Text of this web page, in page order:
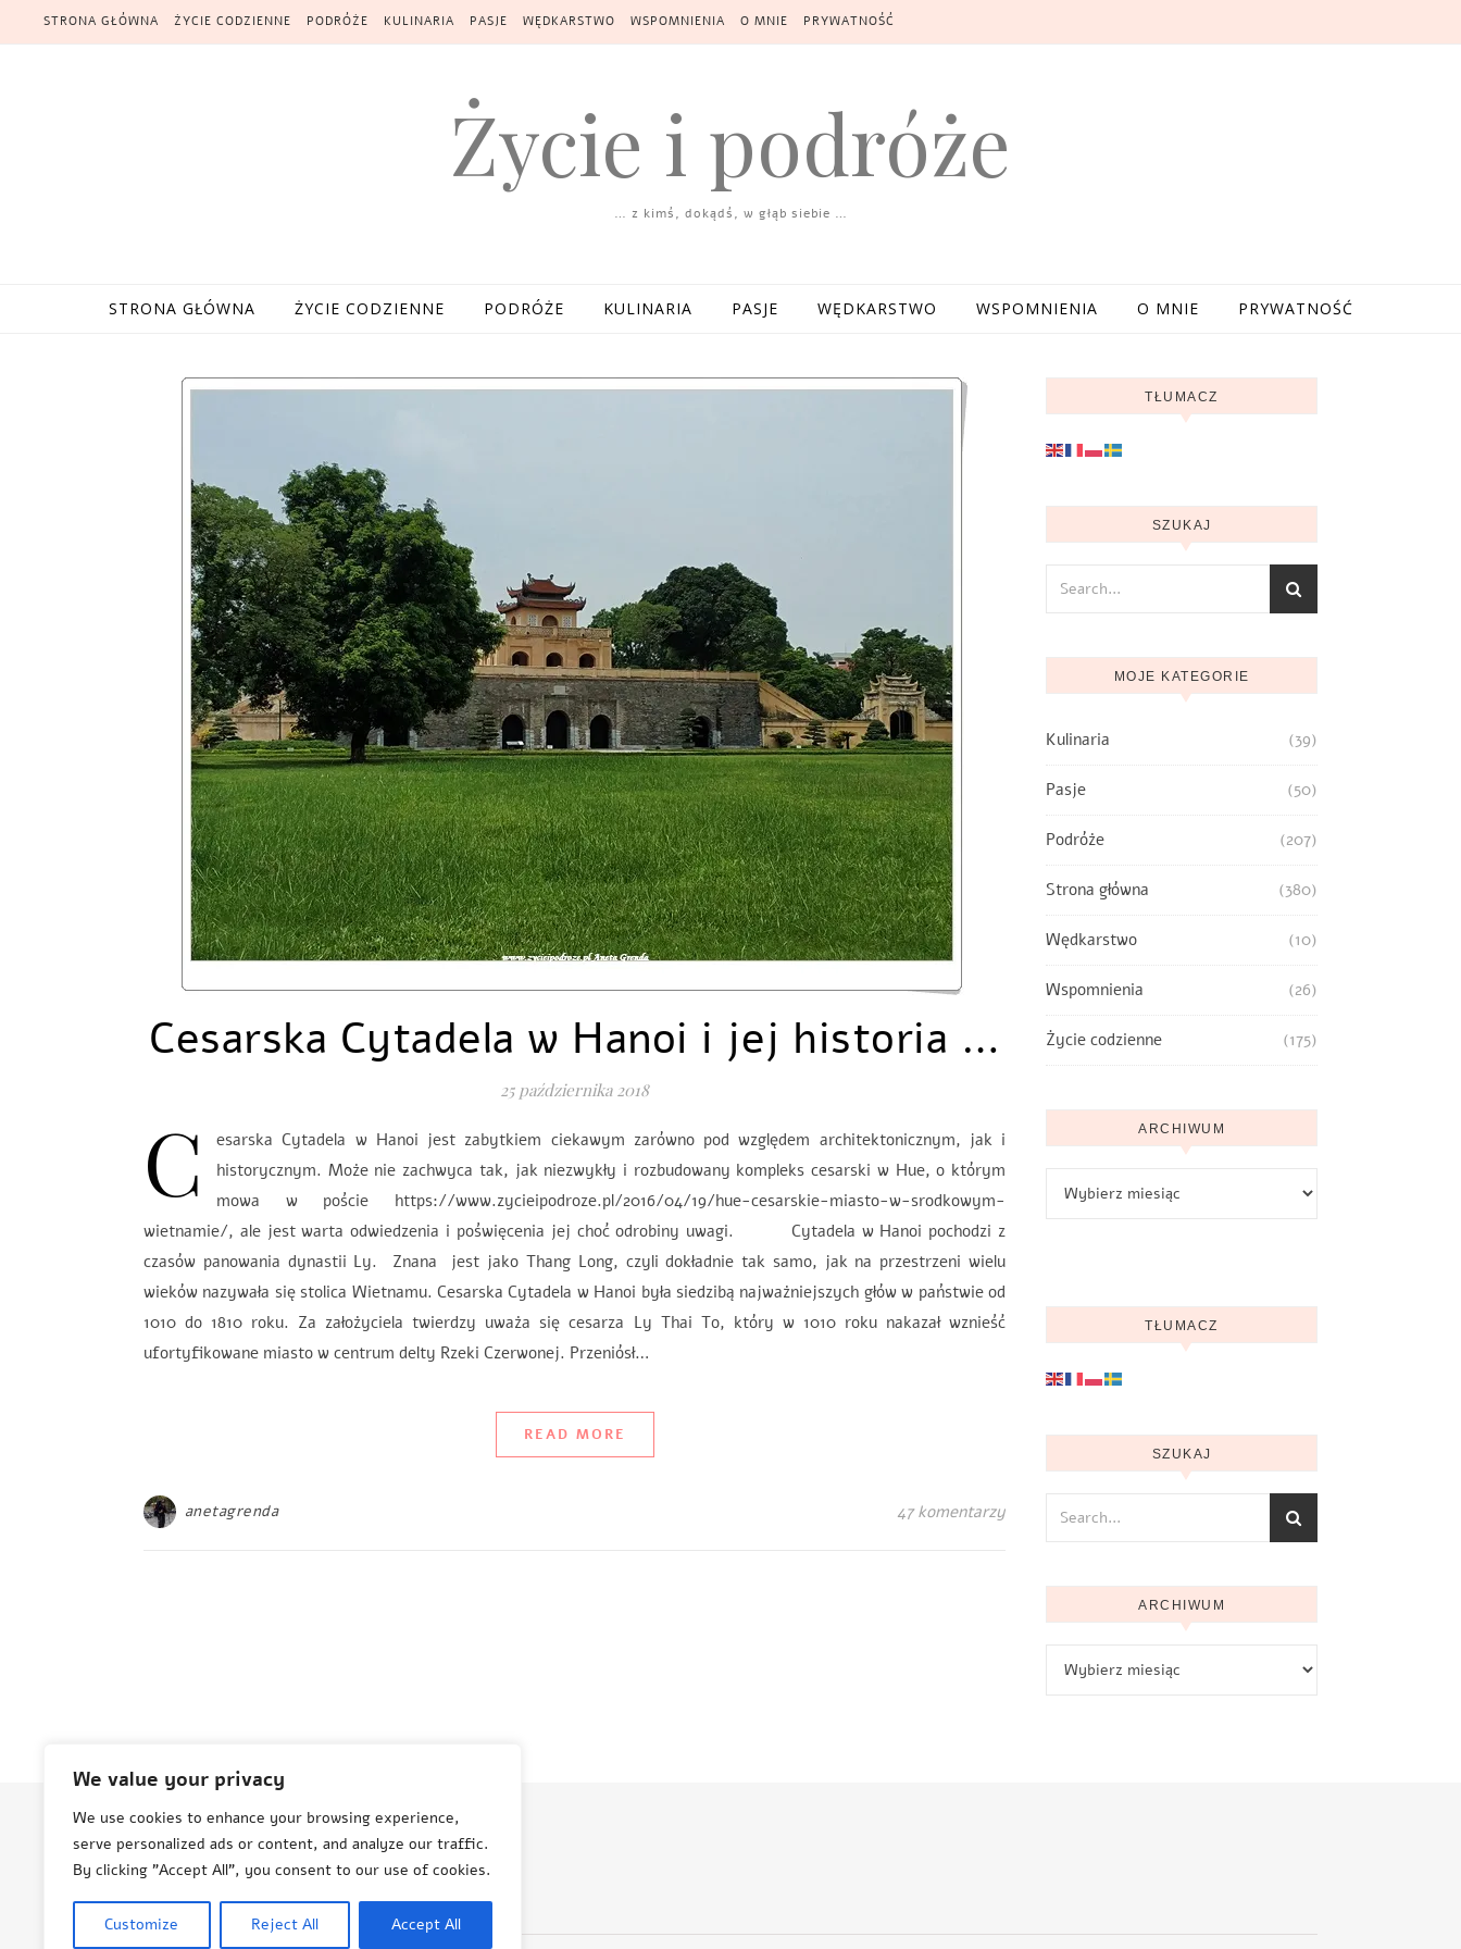
We value your privacy
We use cookies to enhance your browsing experience,
serve personalized ads or content, and analyze our traffic.
By clicking "Accept All", you consent to our use of cookies.
Customize Reject All Accept All
Skip to content
STRONA GŁÓWNA ŻYCIE CODZIENNE PODRÓŻE KULINARIA PASJE WĘDKARSTWO WSPOMNIENIA O MNIE PRYWATNOŚĆ
Życie i podróże
… z kimś, dokądś, w głąb siebie …
STRONA GŁÓWNA ŻYCIE CODZIENNE PODRÓŻE KULINARIA PASJE WĘDKARSTWO WSPOMNIENIA O MNIE PRYWATNOŚĆ
Cesarska Cytadela w Hanoi i jej historia …
25 października 2018
C
esarska Cytadela w Hanoi jest zabytkiem ciekawym zarówno pod względem architektonicznym, jak i
historycznym. Może nie zachwyca tak, jak niezwykły i rozbudowany kompleks cesarski w Hue, o którym
mowa w poście https://www.zycieipodroze.pl/2016/04/19/hue-cesarskie-miasto-w-srodkowym-
wietnamie/, ale jest warta odwiedzenia i poświęcenia jej choć odrobiny uwagi. Cytadela w Hanoi pochodzi z
czasów panowania dynastii Ly. Znana jest jako Thang Long, czyli dokładnie tak samo, jak na przestrzeni wielu
wieków nazywała się stolica Wietnamu. Cesarska Cytadela w Hanoi była siedzibą najważniejszych głów w państwie od
1010 do 1810 roku. Za założyciela twierdzy uważa się cesarza Ly Thai To, który w 1010 roku nakazał wznieść
ufortyfikowane miasto w centrum delty Rzeki Czerwonej. Przeniósł…
READ MORE
anetagrenda 47 komentarzy
TŁUMACZ
SZUKAJ
MOJE KATEGORIE
Kulinaria (39)
Pasje (50)
Podróże (207)
Strona główna (380)
Wędkarstwo (10)
Wspomnienia (26)
Życie codzienne (175)
ARCHIWUM
TŁUMACZ
SZUKAJ
ARCHIWUM
© Aneta Grenda Życie i podróże